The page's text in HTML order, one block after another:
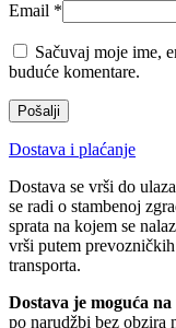
Email *
Sačuvaj moje ime,
buduće komentare.
Dostava i plaćanje
Dostava se vrši do
se radi o stambenoj
sprata na kojem se
vrši putem
transporta.
Dostava je moguća
po narudžbi bez obzira